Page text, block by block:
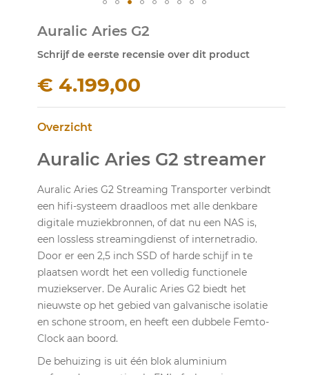
Auralic Aries G2
Schrijf de eerste recensie over dit product
€ 4.199,00
Overzicht
Auralic Aries G2 streamer
Auralic Aries G2 Streaming Transporter verbindt
een hifi-systeem draadloos met alle denkbare
digitale muziekbronnen, of dat nu een NAS is,
een lossless streamingdienst of internetradio.
Door er een 2,5 inch SSD of harde schijf in te
plaatsen wordt het een volledig functionele
muziekserver. De Auralic Aries G2 biedt het
nieuwste op het gebied van galvanische isolatie
en schone stroom, en heeft een dubbele Femto-
Clock aan boord.
De behuizing is uit één blok aluminium
naar
begin
de